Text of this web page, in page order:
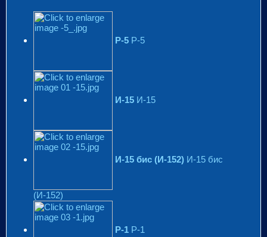
Р-5 Р-5
И-15 И-15
И-15 бис (И-152) И-15 бис
(И-152)
Р-1 Р-1